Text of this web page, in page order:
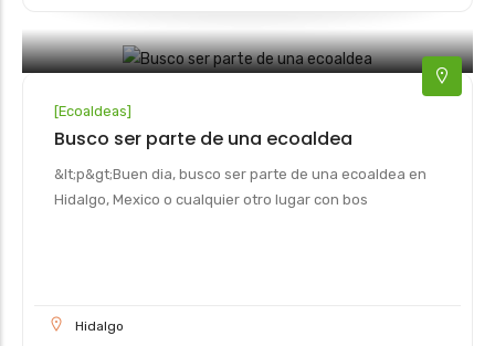
[Ecoaldeas]
Busco ser parte de una ecoaldea
&lt;p&gt;Buen dia, busco ser parte de una ecoaldea en
Hidalgo, Mexico o cualquier otro lugar con bos
Hidalgo